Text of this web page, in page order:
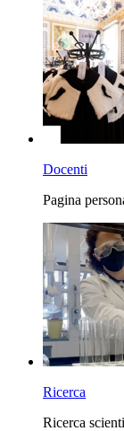
Docenti
Pagina
Ricerca
Ricerca